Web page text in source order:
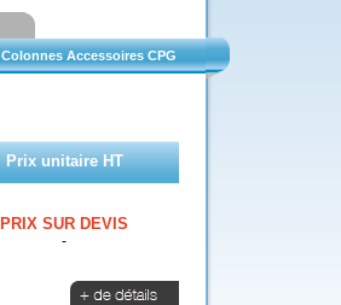
Colonnes Accessoires CPG
Prix unitaire HT
PRIX SUR DEVIS
-